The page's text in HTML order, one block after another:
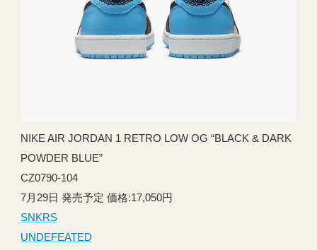
NIKE AIR JORDAN 1 RETRO LOW OG “BLACK & DARK
POWDER BLUE”
CZ0790-104
7月29日 発売予定 価格:17,050円
SNKRS
UNDEFEATED